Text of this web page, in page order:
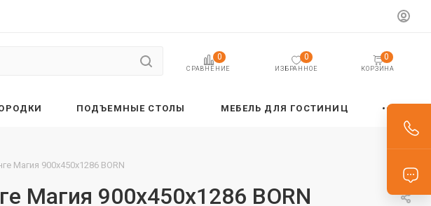
СРАВНЕНИЕ
0
ИЗБРАННОЕ
0
КОРЗИНА
0
ПОДЪЕМНЫЕ СТОЛЫ МЕБЕЛЬ ДЛЯ ГОСТИНИЦ
Магия 900х450х1286 BORN
Магия 900х450х1286 BORN